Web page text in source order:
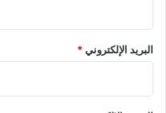
البريد الإلكتروني*